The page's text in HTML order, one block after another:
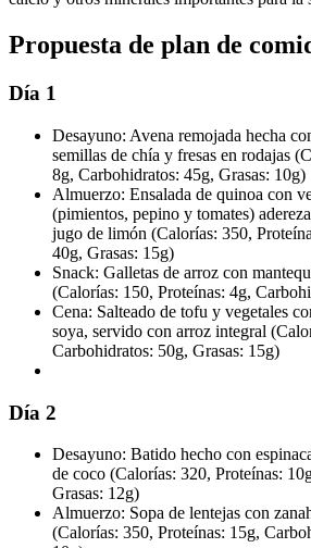
Propuesta de plan de
Día 1
Desayuno: Avena remojada hecha
semillas de chía y fresas en rodajas
8g, Carbohidratos: 45g, Grasas: 10g)
Almuerzo: Ensalada de quinoa con
(pimientos, pepino y tomates)
jugo de limón (Calorías: 350,
40g, Grasas: 15g)
Snack: Galletas de arroz con
(Calorías: 150, Proteínas: 4g,
Cena: Salteado de tofu y vegetales
soya, servido con arroz integral
Carbohidratos: 50g, Grasas: 15g)
Día 2
Desayuno: Batido hecho con
de coco (Calorías: 320, Proteínas:
Grasas: 12g)
Almuerzo: Sopa de lentejas con
(Calorías: 350, Proteínas: 15g,